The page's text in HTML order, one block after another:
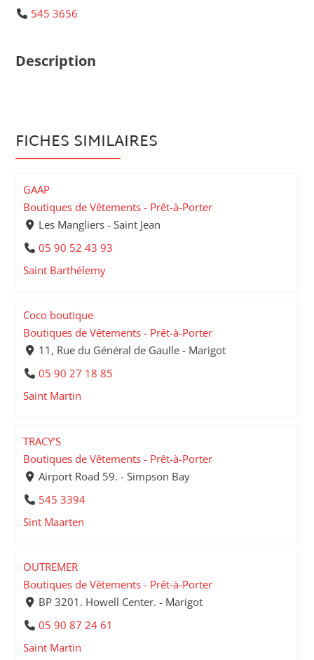
545 3656
Description
FICHES SIMILAIRES
GAAP
Boutiques de Vêtements - Prêt-à-Porter
Les Mangliers - Saint Jean
05 90 52 43 93
Saint Barthélemy
Coco boutique
Boutiques de Vêtements - Prêt-à-Porter
11, Rue du Général de Gaulle - Marigot
05 90 27 18 85
Saint Martin
TRACY’S
Boutiques de Vêtements - Prêt-à-Porter
Airport Road 59. - Simpson Bay
545 3394
Sint Maarten
OUTREMER
Boutiques de Vêtements - Prêt-à-Porter
BP 3201. Howell Center. - Marigot
05 90 87 24 61
Saint Martin